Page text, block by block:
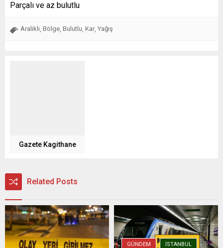
Parçalı ve az bulutlu
Aralıklı, Bölge, Bulutlu, Kar, Yağış
Gazete Kagithane
Related Posts
GÜNDEM İSTANBUL